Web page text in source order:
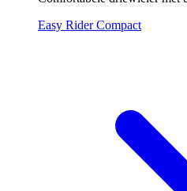
Easy Rider Compact